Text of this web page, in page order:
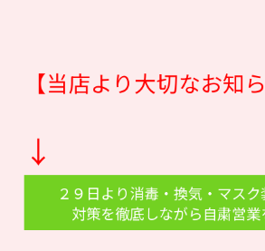
【当店より大切なお知ら
↓
２９日より消毒・換気・マス
対策を徹底しながら自粛営